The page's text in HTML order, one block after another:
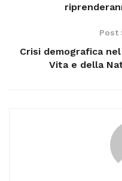
Post
Crisi demografica
Vita e della